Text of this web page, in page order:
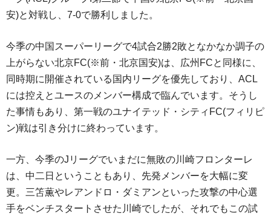
安)と対戦し、7-0で勝利しました。
今季の中国スーパーリーグで4試合2勝2敗となかなか調子の
上がらない北京FC(※前・北京国安)は、広州FCと同様に、
同時期に開催されている国内リーグを優先しており、ACL
には控えとユースのメンバー構成で臨んでいます。そうし
た事情もあり、第一戦のユナイテッド・シティFC(フィリピ
ン)戦は引き分けに終わっています。
一方、今季のJリーグでいまだに無敗の川崎フロンターレ
は、中二日ということもあり、先発メンバーを大幅に変
更。三笘薫やレアンドロ・ダミアンといった攻撃の中心選
手をベンチスタートさせた川崎でしたが、それでもこの試